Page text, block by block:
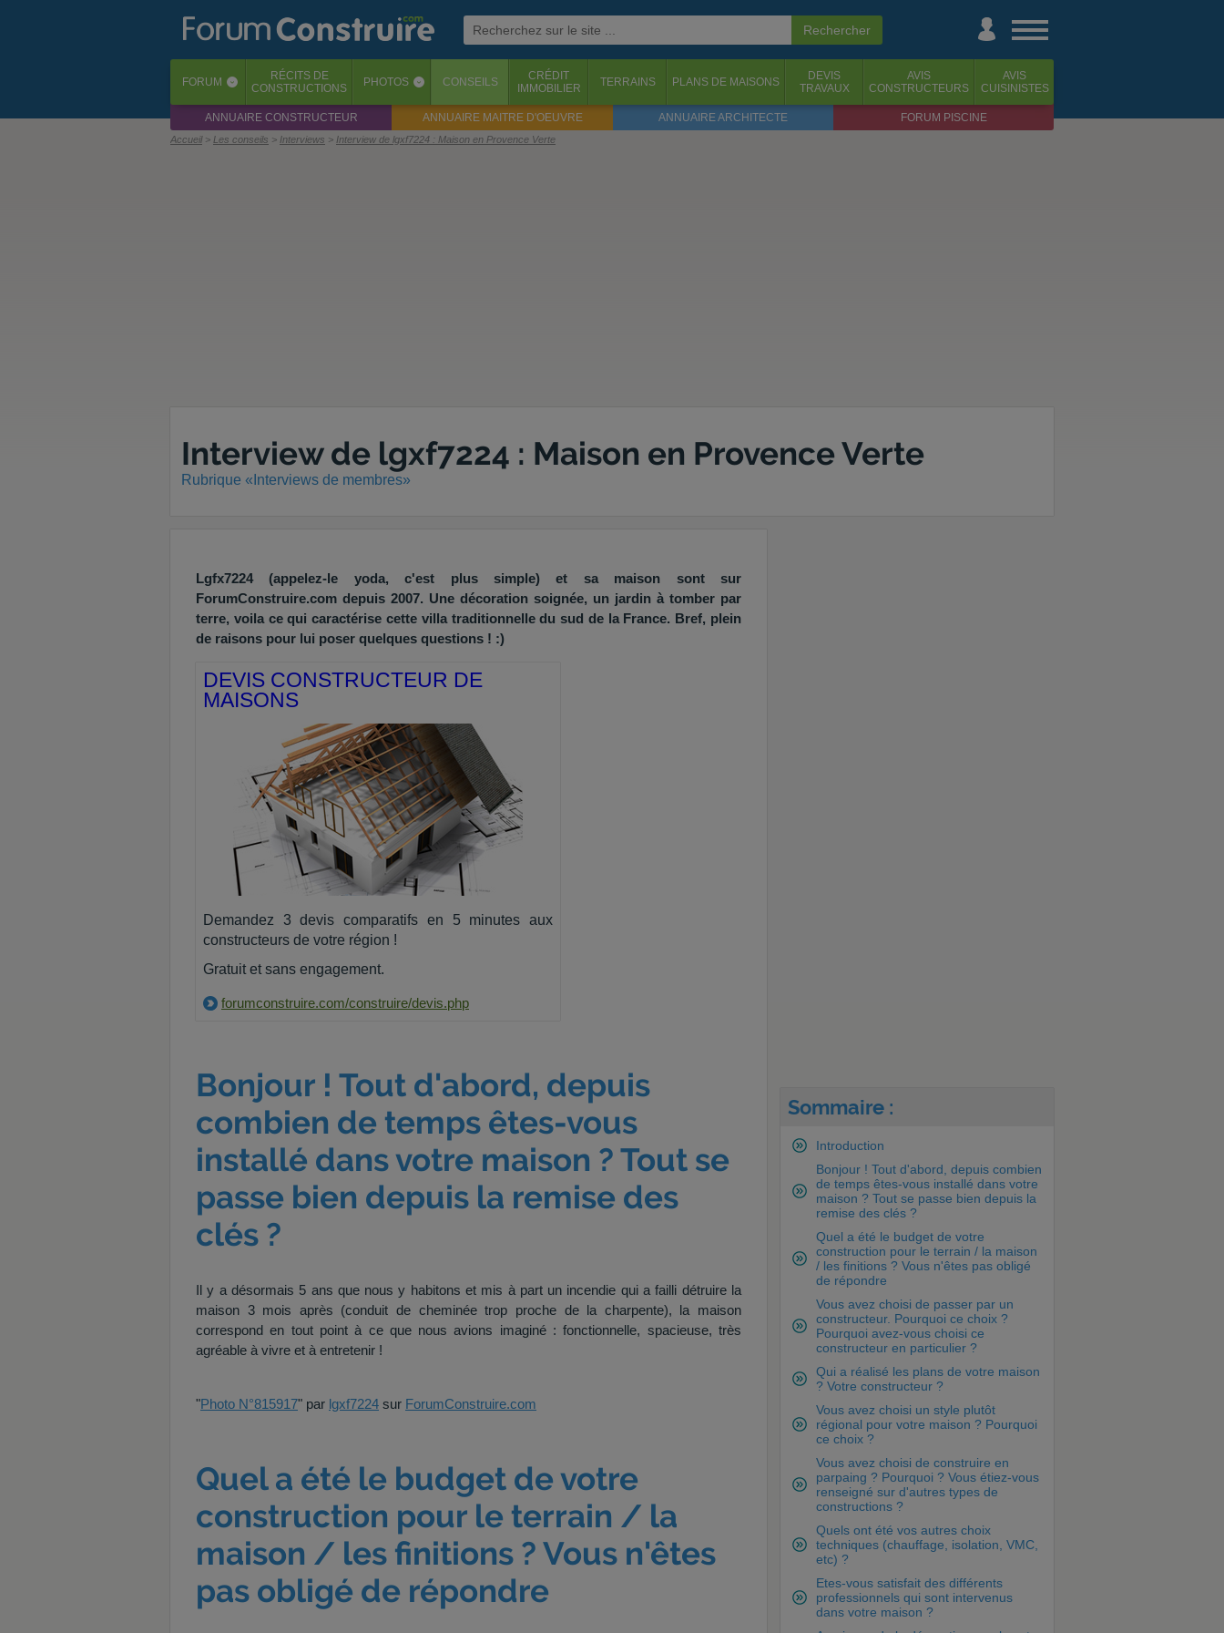
FORUM ‹ RÉCITS DE
CONSTRUCTIONS
PHOTOS ‹ CONSEILS
CRÉDIT
IMMOBILIER
TERRAINS PLANS DE MAISONS
DEVIS
TRAVAUX
AVIS
CONSTRUCTEURS
AVIS
CUISINISTES
ANNUAIRE CONSTRUCTEUR ANNUAIRE MAITRE D'OEUVRE ANNUAIRE ARCHITECTE FORUM PISCINE
Accueil Les conseils Interviews Interview de lgxf7224 : Maison en Provence Verte
Interview de lgxf7224 : Maison en Provence Verte
Rubrique «Interviews de membres»
Lgfx7224 (appelez-le yoda, c'est plus simple) et sa maison sont sur
ForumConstruire.com depuis 2007. Une décoration soignée, un jardin à tomber par
terre, voila ce qui caractérise cette villa traditionnelle du sud de la France. Bref, plein
de raisons pour lui poser quelques questions ! :)
DEVIS CONSTRUCTEUR DE
MAISONS
Demandez 3 devis comparatifs en 5 minutes aux
constructeurs de votre région !
Gratuit et sans engagement.
forumconstruire.com/construire/devis.php
Bonjour ! Tout d'abord, depuis
combien de temps êtes-vous
installé dans votre maison ? Tout se
passe bien depuis la remise des
clés ?
Il y a désormais 5 ans que nous y habitons et mis à part un incendie qui a failli détruire la
maison 3 mois après (conduit de cheminée trop proche de la charpente), la maison
correspond en tout point à ce que nous avions imaginé : fonctionnelle, spacieuse, très
agréable à vivre et à entretenir !
"Photo N°815917" par lgxf7224 sur ForumConstruire.com
Quel a été le budget de votre
construction pour le terrain / la
maison / les finitions ? Vous n'êtes
pas obligé de répondre
Sommaire :
Introduction
Bonjour ! Tout d'abord, depuis combien
de temps êtes-vous installé dans votre
maison ? Tout se passe bien depuis la
remise des clés ?
Quel a été le budget de votre
construction pour le terrain / la maison
/ les finitions ? Vous n'êtes pas obligé
de répondre
Vous avez choisi de passer par un
constructeur. Pourquoi ce choix ?
Pourquoi avez-vous choisi ce
constructeur en particulier ?
Qui a réalisé les plans de votre maison
? Votre constructeur ?
Vous avez choisi un style plutôt
régional pour votre maison ? Pourquoi
ce choix ?
Vous avez choisi de construire en
parpaing ? Pourquoi ? Vous étiez-vous
renseigné sur d'autres types de
constructions ?
Quels ont été vos autres choix
techniques (chauffage, isolation, VMC,
etc) ?
Etes-vous satisfait des différents
professionnels qui sont intervenus
dans votre maison ?